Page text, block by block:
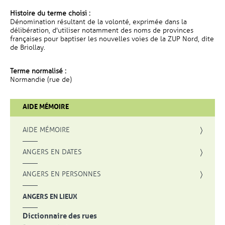
Histoire du terme choisi :
Dénomination résultant de la volonté, exprimée dans la
délibération, d'utiliser notamment des noms de provinces
françaises pour baptiser les nouvelles voies de la ZUP Nord, dite
de Briollay.
Terme normalisé :
Normandie (rue de)
AIDE MÉMOIRE
AIDE MÉMOIRE
ANGERS EN DATES
ANGERS EN PERSONNES
ANGERS EN LIEUX
Dictionnaire des rues